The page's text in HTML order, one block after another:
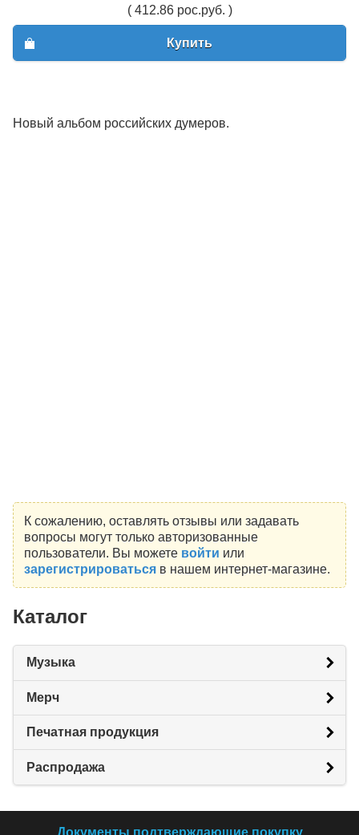
( 412.86 рос.руб. )
Купить
Новый альбом российских думеров.
К сожалению, оставлять отзывы или задавать
вопросы могут только авторизованные
пользователи. Вы можете войти или
зарегистрироватьсяв нашем интернет-магазине.
Каталог
Музыка
Мерч
Печатная продукция
Распродажа
Документы подтверждающие покупку